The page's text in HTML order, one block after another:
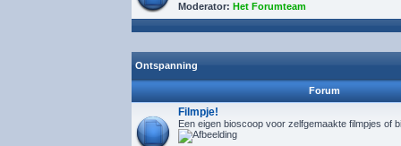
Moderator: Het Forumteam
Ontspanning
Forum
Filmpje!
Een eigen bioscoop voor zelfgemaakte filmpjes of